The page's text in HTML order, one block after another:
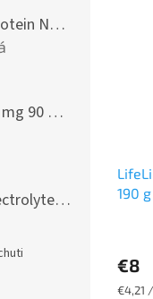
Nutrend 100% Whey Protein NEW 2250 g
NutriMax Tribulus 1500 mg 90 %, Kotvičník, Extra silný, 90 tablet
BrainMax Hydration Electrolytes, Hydratační elektrolyty, Citrón, 300 g
190 g
€8
€4,21